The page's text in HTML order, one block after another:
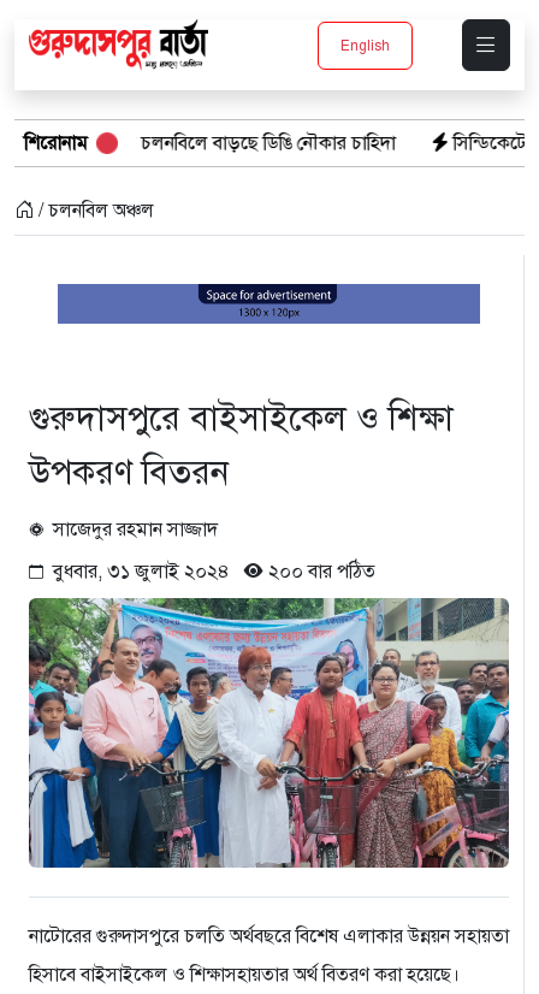
English
শিরোনাম
চলনবিলে বাড়ছে ডিঙি নৌকার চাহিদা সিন্ডিকেটের কবজায় পাটের
/ চলনবিল অঞ্চল
গুরুদাসপুরে বাইসাইকেল ও শিক্ষা
উপকরণ বিতরন
সাজেদুর রহমান সাজ্জাদ
বুধবার, ৩১ জুলাই ২০২৪
২০০ বার পঠিত
নাটোরের গুরুদাসপুরে চলতি অর্থবছরে বিশেষ এলাকার উন্নয়ন সহায়তা
হিসাবে বাইসাইকেল ও শিক্ষাসহায়তার অর্থ বিতরণ করা হয়েছে।